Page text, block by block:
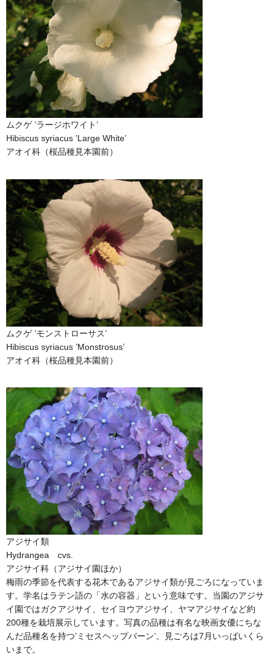
ムクゲ ’ラージホワイト’
Hibiscus syriacus ’Large White’
アオイ科（桜品種見本園前）
ムクゲ ’モンストローサス’
Hibiscus syriacus ’Monstrosus’
アオイ科（桜品種見本園前）
アジサイ類
Hydrangea cvs.
アジサイ科（アジサイ園ほか）
梅雨の季節を代表する花木であるアジサイ類が見ごろになっていま
す。学名はラテン語の「水の容器」という意味です。当園のアジサ
イ園ではガクアジサイ、セイヨウアジサイ、ヤマアジサイなど約
200種を栽培展示しています。写真の品種は有名な映画女優にちな
んだ品種名を持つ’ミセスヘップバーン’。見ごろは7月いっぱいくら
いまで。